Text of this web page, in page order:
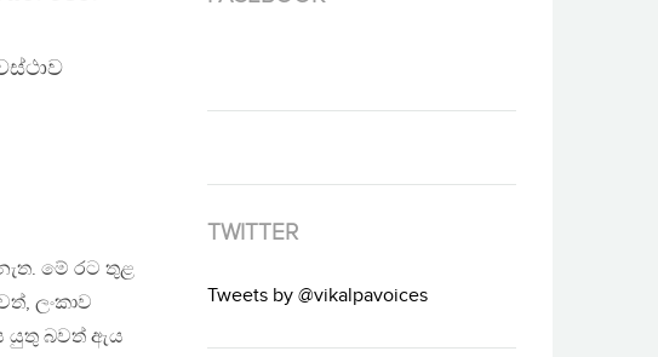
මේ රට තුළ
ලංකාව
යුතු බවත් ඇය
TWITTER
Tweets by @vikalpavoices